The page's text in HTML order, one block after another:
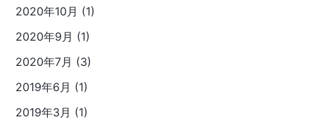
2020年10月 (1)
2020年9月 (1)
2020年7月 (3)
2019年6月 (1)
2019年3月 (1)